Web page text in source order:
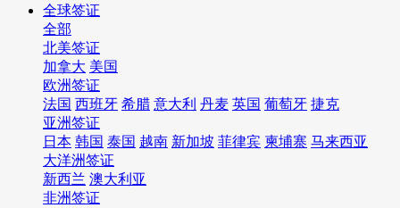
全球签证
全部
北美签证
加拿大 美国
欧洲签证
法国 西班牙 希腊 意大利 丹麦 英国 葡萄牙 捷克
亚洲签证
日本 韩国 泰国 越南 新加坡 菲律宾 柬埔寨 马来西亚
大洋洲签证
新西兰 澳大利亚
非洲签证